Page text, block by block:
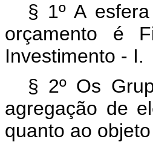
§ 1º A
orçamento é
Investimento - I.
§ 2º Os
agregação de
quanto ao